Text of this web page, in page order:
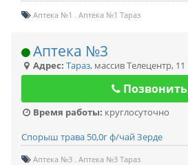
Аптека №1 Аптека №1 Тараз
Аптека №3
Адрес: Тараз, массив Телецентр, 11
Позвонить
Время работы: круглосуточно
Спорыш трава 50,0г ф/чай Зерде
Аптека №3 Аптека №3 Тараз